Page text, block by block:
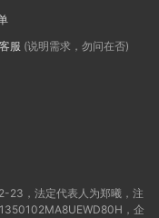
服 (说明需求，勿问在否)
23，法定代表人为郑曦，注
，企